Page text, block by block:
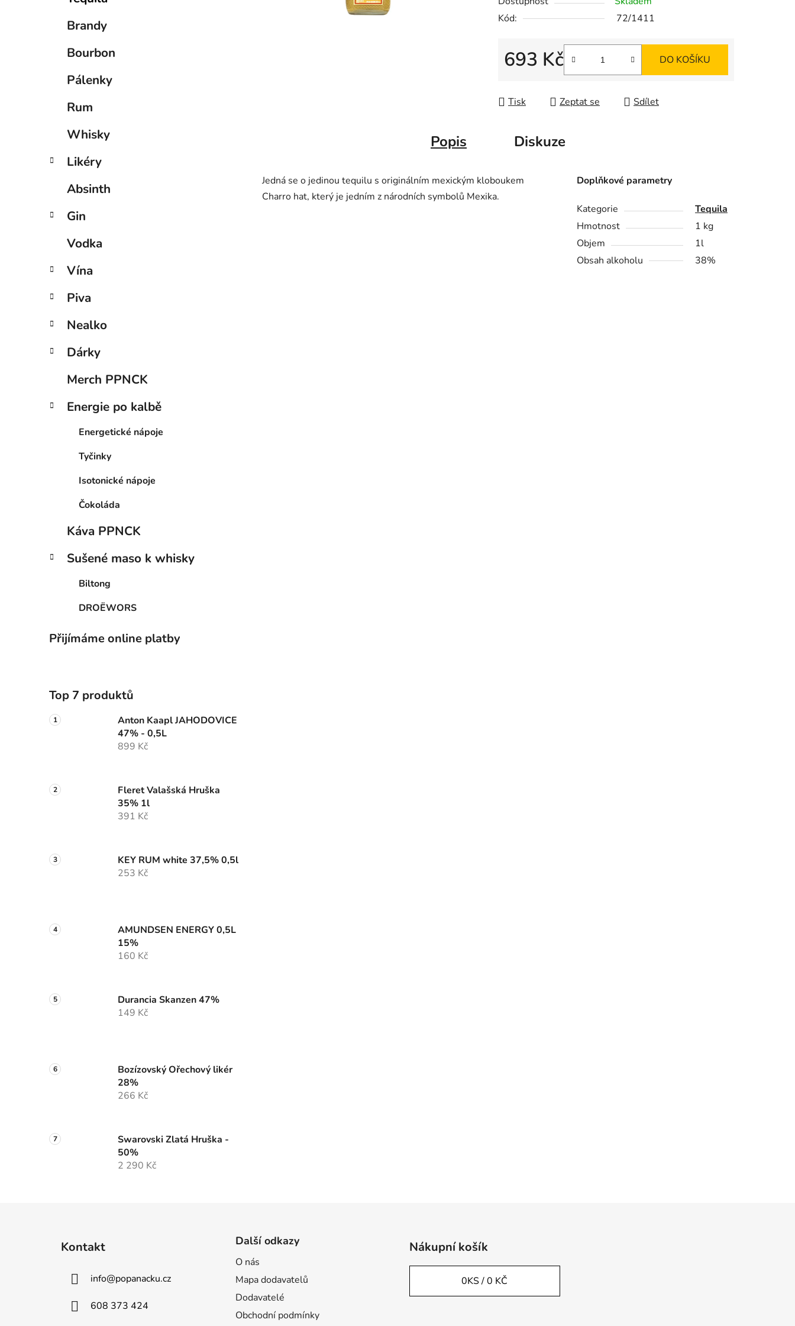
Brandy
Bourbon
Pálenky
Rum
Whisky
Likéry
Absinth
Gin
Vodka
Vína
Piva
Nealko
Dárky
Merch PPNCK
Energie po kalbě
Energetické nápoje
Tyčinky
Isotonické nápoje
Čokoláda
Káva PPNCK
Sušené maso k whisky
Biltong
DROËWORS
Přijímáme online platby
Top 7 produktů
Anton Kaapl JAHODOVICE
47% - 0,5L
899 Kč
Fleret Valašská Hruška
35% 1l
391 Kč
KEY RUM white 37,5% 0,5l
253 Kč
AMUNDSEN ENERGY 0,5L
15%
160 Kč
Durancia Skanzen 47%
149 Kč
Bozízovský Ořechový likér
28%
266 Kč
Swarovski Zlatá Hruška -
50%
2 290 Kč
z
5
Kód:
72/1411
693 Kč DO KOŠÍKU
Tisk Zeptat se Sdílet
Popis Diskuze
Jedná se o jedinou tequilu s originálním mexickým kloboukem
Charro hat, který je jedním z národních symbolů Mexika.
Doplňkové parametry
Kategorie
Tequila
Hmotnost
1 kg
Objem
1l
Obsah alkoholu
38%
Kontakt
info@popanacku.cz
608 373 424
Další odkazy
O nás
Mapa dodavatelů
Dodavatelé
Obchodní podmínky
Nákupní košík
0KS /0 KČ